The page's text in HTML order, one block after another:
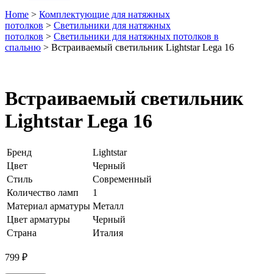
Home > Комплектующие для натяжных
потолков > Светильники для натяжных
потолков > Светильники для натяжных потолков в
спальню > Встраиваемый светильник Lightstar Lega 16
Встраиваемый светильник
Lightstar Lega 16
Бренд
Lightstar
Цвет
Черный
Стиль
Современный
Количество ламп
1
Материал арматуры Металл
Цвет арматуры
Черный
Страна
Италия
799 ₽